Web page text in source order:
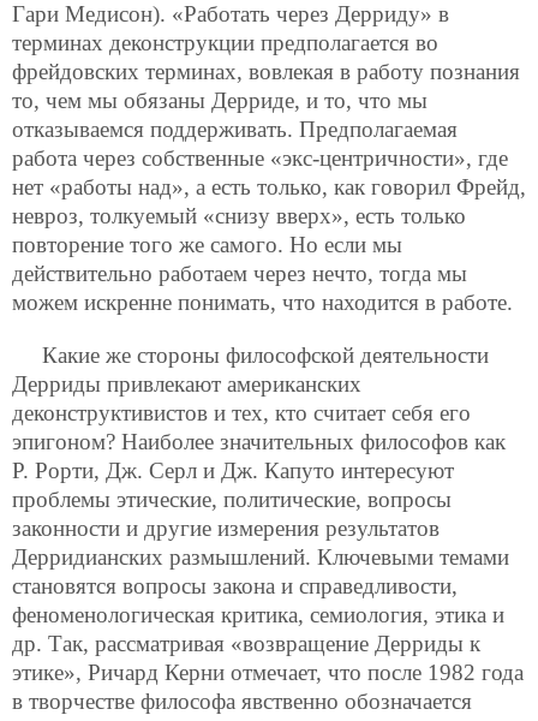
Гари Медисон). «Работать через Дерриду» в
терминах деконструкции предполагается во
фрейдовских терминах, вовлекая в работу познания
то, чем мы обязаны Дерриде, и то, что мы
отказываемся поддерживать. Предполагаемая
работа через собственные «экс-центричности», где
нет «работы над», а есть только, как говорил Фрейд,
невроз, толкуемый «снизу вверх», есть только
повторение того же самого. Но если мы
действительно работаем через нечто, тогда мы
можем искренне понимать, что находится в работе.
Какие же стороны философской деятельности
Дерриды привлекают американских
деконструктивистов и тех, кто считает себя его
эпигоном? Наиболее значительных философов как
Р. Рорти, Дж. Серл и Дж. Капуто интересуют
проблемы этические, политические, вопросы
законности и другие измерения результатов
Дерридианских размышлений. Ключевыми темами
становятся вопросы закона и справедливости,
феноменологическая критика, семиология, этика и
др. Так, рассматривая «возвращение Дерриды к
этике», Ричард Керни отмечает, что после 1982 года
в творчестве философа явственно обозначается